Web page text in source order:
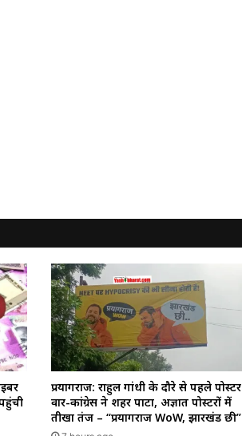
प्रयागराज: राहुल गांधी के दौरे से पहले पोस्टर
वार-कांग्रेस ने शहर पाटा, अज्ञात पोस्टरों में
तीखा तंज – “प्रयागराज WoW, झारखंड छी”